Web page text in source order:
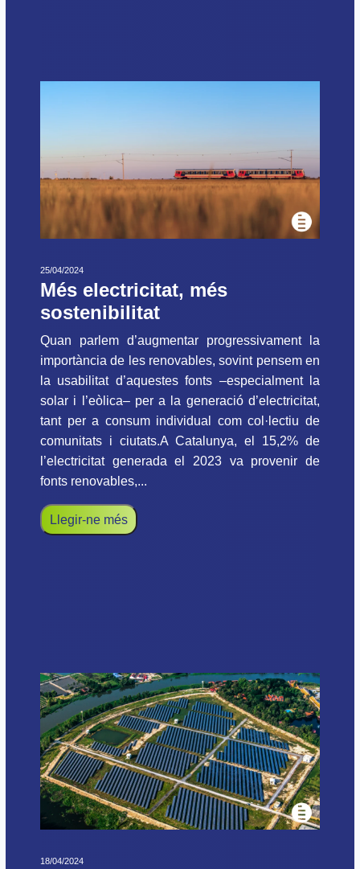
25/04/2024
Més electricitat, més
sostenibilitat
Quan parlem d’augmentar progressivament la
importància de les renovables, sovint pensem en
la usabilitat d’aquestes fonts –especialment la
solar i l’eòlica– per a la generació d’electricitat,
tant per a consum individual com col·lectiu de
comunitats i ciutats.A Catalunya, el 15,2% de
l’electricitat generada el 2023 va provenir de
fonts renovables,...
Llegir-ne més
18/04/2024